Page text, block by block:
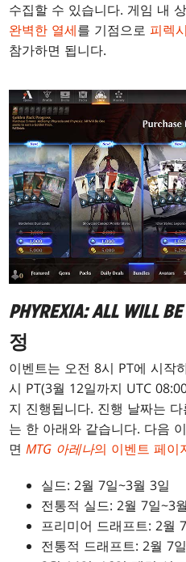
수집할 수 있습니다. 게임 내
완벽한 열세를 기점으로 피렉
참가하면 됩니다.
PHYREXIA: ALL WILL BE
정
이벤트는 오전 8시 PT에 시작
시 PT(3월 12일까지 UTC
지 진행됩니다. 진행 날짜는
는 한 아래와 같습니다. 다음
면MTG 아레나의 이벤트 페이
실드: 2월 7일~3월 3일
전통적 실드: 2월 7일~3
프리미어 드래프트: 2월
전통적 드래프트: 2월 7